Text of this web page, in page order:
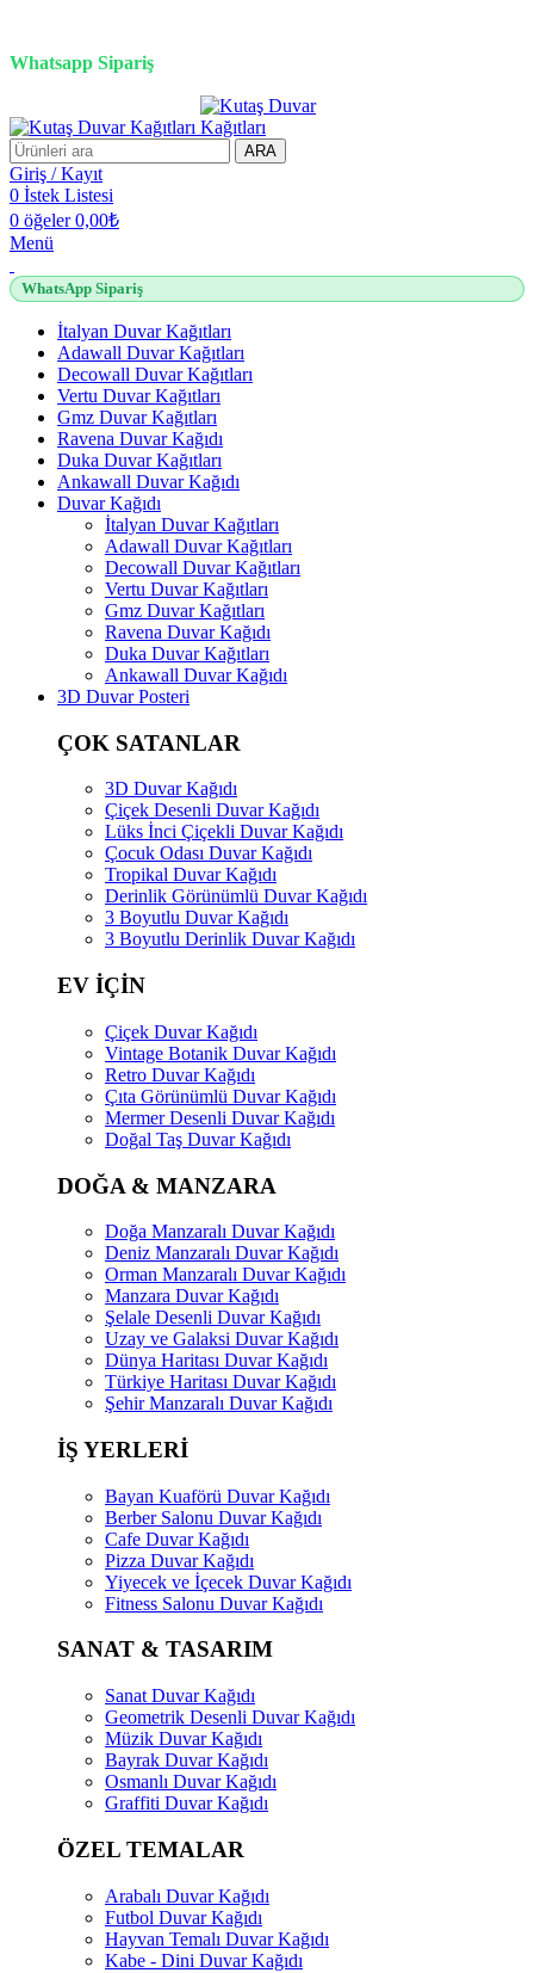
Whatsapp Sipariş
ARA
Giriş / Kayıt
0 İstek Listesi
0 öğeler 0,00₺
Menü
WhatsApp Sipariş
İtalyan Duvar Kağıtları
Adawall Duvar Kağıtları
Decowall Duvar Kağıtları
Vertu Duvar Kağıtları
Gmz Duvar Kağıtları
Ravena Duvar Kağıdı
Duka Duvar Kağıtları
Ankawall Duvar Kağıdı
Duvar Kağıdı
İtalyan Duvar Kağıtları
Adawall Duvar Kağıtları
Decowall Duvar Kağıtları
Vertu Duvar Kağıtları
Gmz Duvar Kağıtları
Ravena Duvar Kağıdı
Duka Duvar Kağıtları
Ankawall Duvar Kağıdı
3D Duvar Posteri
ÇOK SATANLAR
3D Duvar Kağıdı
Çiçek Desenli Duvar Kağıdı
Lüks İnci Çiçekli Duvar Kağıdı
Çocuk Odası Duvar Kağıdı
Tropikal Duvar Kağıdı
Derinlik Görünümlü Duvar Kağıdı
3 Boyutlu Duvar Kağıdı
3 Boyutlu Derinlik Duvar Kağıdı
EV İÇİN
Çiçek Duvar Kağıdı
Vintage Botanik Duvar Kağıdı
Retro Duvar Kağıdı
Çıta Görünümlü Duvar Kağıdı
Mermer Desenli Duvar Kağıdı
Doğal Taş Duvar Kağıdı
DOĞA & MANZARA
Doğa Manzaralı Duvar Kağıdı
Deniz Manzaralı Duvar Kağıdı
Orman Manzaralı Duvar Kağıdı
Manzara Duvar Kağıdı
Şelale Desenli Duvar Kağıdı
Uzay ve Galaksi Duvar Kağıdı
Dünya Haritası Duvar Kağıdı
Türkiye Haritası Duvar Kağıdı
Şehir Manzaralı Duvar Kağıdı
İŞ YERLERİ
Bayan Kuaförü Duvar Kağıdı
Berber Salonu Duvar Kağıdı
Cafe Duvar Kağıdı
Pizza Duvar Kağıdı
Yiyecek ve İçecek Duvar Kağıdı
Fitness Salonu Duvar Kağıdı
SANAT & TASARIM
Sanat Duvar Kağıdı
Geometrik Desenli Duvar Kağıdı
Müzik Duvar Kağıdı
Bayrak Duvar Kağıdı
Osmanlı Duvar Kağıdı
Graffiti Duvar Kağıdı
ÖZEL TEMALAR
Arabalı Duvar Kağıdı
Futbol Duvar Kağıdı
Hayvan Temalı Duvar Kağıdı
Kabe - Dini Duvar Kağıdı